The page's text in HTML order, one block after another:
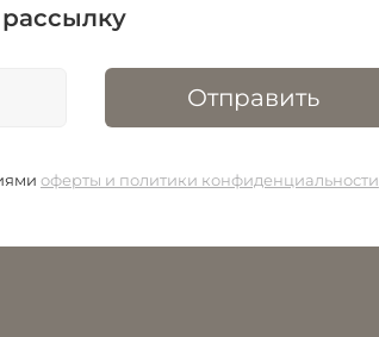
Отправить
оферты и политики конфиденциальности